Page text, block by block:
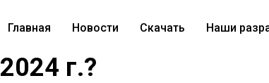
Главная Новости Скачать Наши
Какую отчетность
2024 г.?